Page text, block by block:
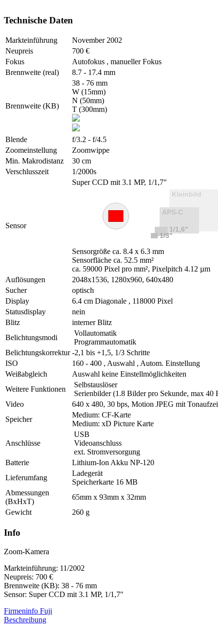
Technische Daten
Markteinführung
November 2002
Neupreis
700 €
Fokus
Autofokus , manueller Fokus
Brennweite (real)
8.7 - 17.4 mm
Brennweite (KB)
38 - 76 mm
W (15mm)
N (50mm)
T (300mm)
Blende
f/3.2 - f/4.5
Zoomeinstellung
Zoomwippe
Min. Makrodistanz
30 cm
Verschlusszeit
1/2000s
Sensor
Super CCD mit 3.1 MP, 1/1,7"
Sensorgröße ca. 8.4 x 6.3 mm
Sensorfläche ca. 52.5 mm²
ca. 59000 Pixel pro mm², Pixelpitch 4.12 µm
Auflösungen
2048x1536, 1280x960, 640x480
Sucher
optisch
Display
6.4 cm Diagonale , 118000 Pixel
Statusdisplay
nein
Blitz
interner Blitz
Belichtungsmodi
Vollautomatik
Programmautomatik
Belichtungskorrektur -2,1 bis +1,5, 1/3 Schritte
ISO
160 - 400 , Auswahl , Autom. Einstellung
Weißabgleich
Auswahl keine Einstellmöglichkeiten
Weitere Funktionen
Selbstauslöser
Serienbilder (1.8 Bilder pro Sekunde, max 40
Video
640 x 480, 30 bps, Motion JPEG mit
Speicher
Medium: CF-Karte
Medium: xD Picture Karte
Anschlüsse
USB
Videoanschluss
ext. Stromversorgung
Batterie
Lithium-Ion Akku NP-120
Lieferumfang
Ladegerät
Speicherkarte 16 MB
Abmessungen
(BxHxT)
65mm x 93mm x 32mm
Gewicht
260 g
Info
Zoom-Kamera
Markteinführung: 11/2002
Neupreis: 700 €
Brennweite (KB): 38 - 76 mm
Sensor: Super CCD mit 3.1 MP, 1/1,7"
Firmeninfo Fuji
Beschreibung